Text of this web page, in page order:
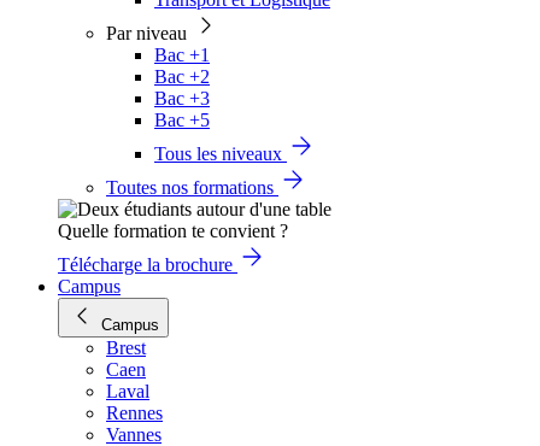
Par niveau
Bac +1
Bac +2
Bac +3
Bac +5
Tous les niveaux
Toutes nos formations
Quelle formation te convient ?
Télécharge la brochure
Campus
Campus
Brest
Caen
Laval
Rennes
Vannes